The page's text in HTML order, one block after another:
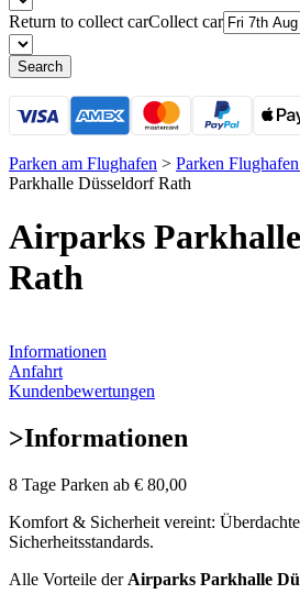
Return to collect carCollect car
Search
Parken am Flughafen > Parken
Parkhalle Düsseldorf Rath
Airparks
Rath
Informationen
Anfahrt
Kundenbewertungen
>Informationen
8 Tage Parken ab € 80,00
Komfort & Sicherheit vereint:
Sicherheitsstandards.
Alle Vorteile der Airparks Parkhalle